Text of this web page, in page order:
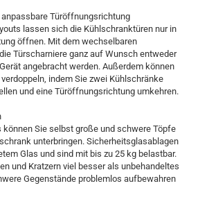
Türöffnungsrichtung
lassen sich die Kühlschranktüren nur in
öffnen. Mit dem wechselbaren
Türscharniere ganz auf Wunsch entweder
angebracht werden. Außerdem können
indem Sie zwei Kühlschränke
und eine Türöffnungsrichtung umkehren.
können Sie selbst große und schwere Töpfe
unterbringen. Sicherheitsglasablagen
Glas und sind mit bis zu 25 kg belastbar.
und Kratzern viel besser als unbehandeltes
Gegenstände problemlos aufbewahren